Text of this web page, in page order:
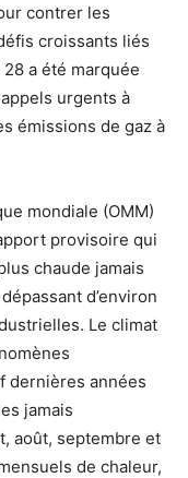
contrer les
croissants liés
a été marquée
urgents à
émissions de gaz à
mondiale (OMM)
provisoire qui
chaude jamais
d’environ
Le climat
dernières années
jamais
août, septembre et
de chaleur,